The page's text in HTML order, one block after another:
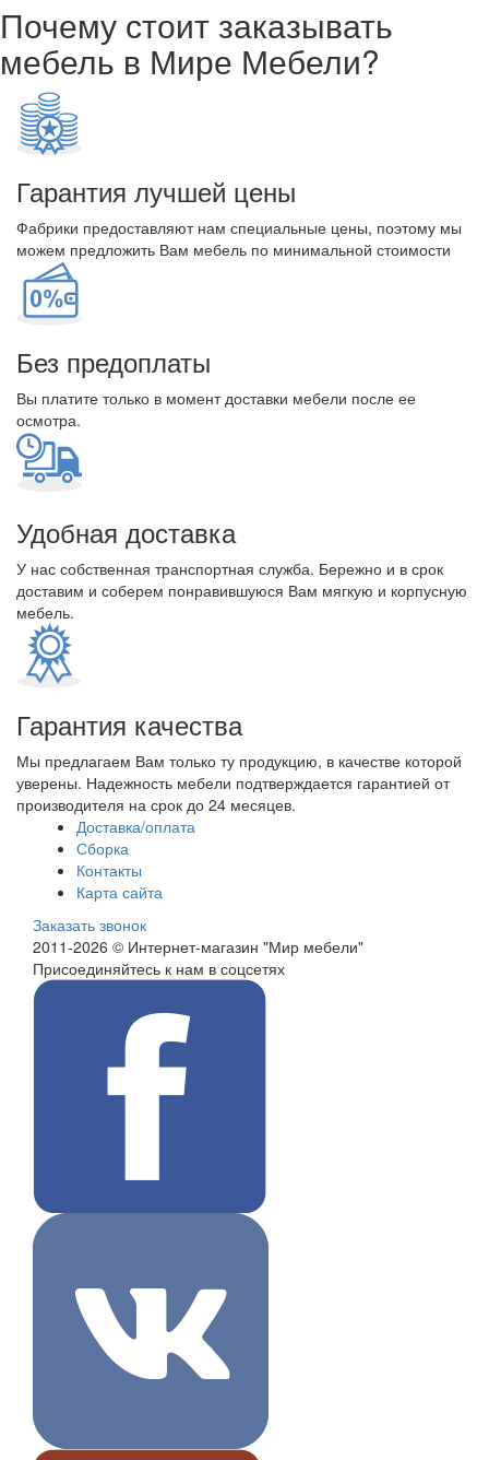
Почему стоит заказывать
мебель в Мире Мебели?
Гарантия лучшей цены
Фабрики предоставляют нам специальные цены, поэтому мы
можем предложить Вам мебель по минимальной стоимости
Без предоплаты
Вы платите только в момент доставки мебели после ее
осмотра.
Удобная доставка
У нас собственная транспортная служба. Бережно и в срок
доставим и соберем понравившуюся Вам мягкую и корпусную
мебель.
Гарантия качества
Мы предлагаем Вам только ту продукцию, в качестве которой
уверены. Надежность мебели подтверждается гарантией от
производителя на срок до 24 месяцев.
Доставка/оплата
Сборка
Контакты
Карта сайта
Заказать звонок
2011-2026 © Интернет-магазин "Мир мебели"
Присоединяйтесь к нам в соцсетях